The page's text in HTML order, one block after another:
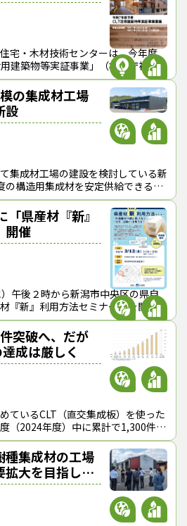
宅・木材技術センターは、今年度
用建築物等実証事業」（林野庁補助
いる。CLTを使った建築物の設計・
り
の集成材工場
設
集成材工場の建設を検討している新
構造用集成材を安定供給できる生
内外の関係者が横断的に参加する協
）に県産材『新』
開催
午後２時から新潟市中央区の県自
『新』利用方法セミナー」を開催
。同県が需要拡大を目指しているス
桁用異樹
突破へ、だが
成は厳しく
ているCLT（直交集成板）を使った
（2024年度）中に累計で1,300件を
CLT活用促進に関する関係省庁連絡
種集成材の工場
大を目指し検